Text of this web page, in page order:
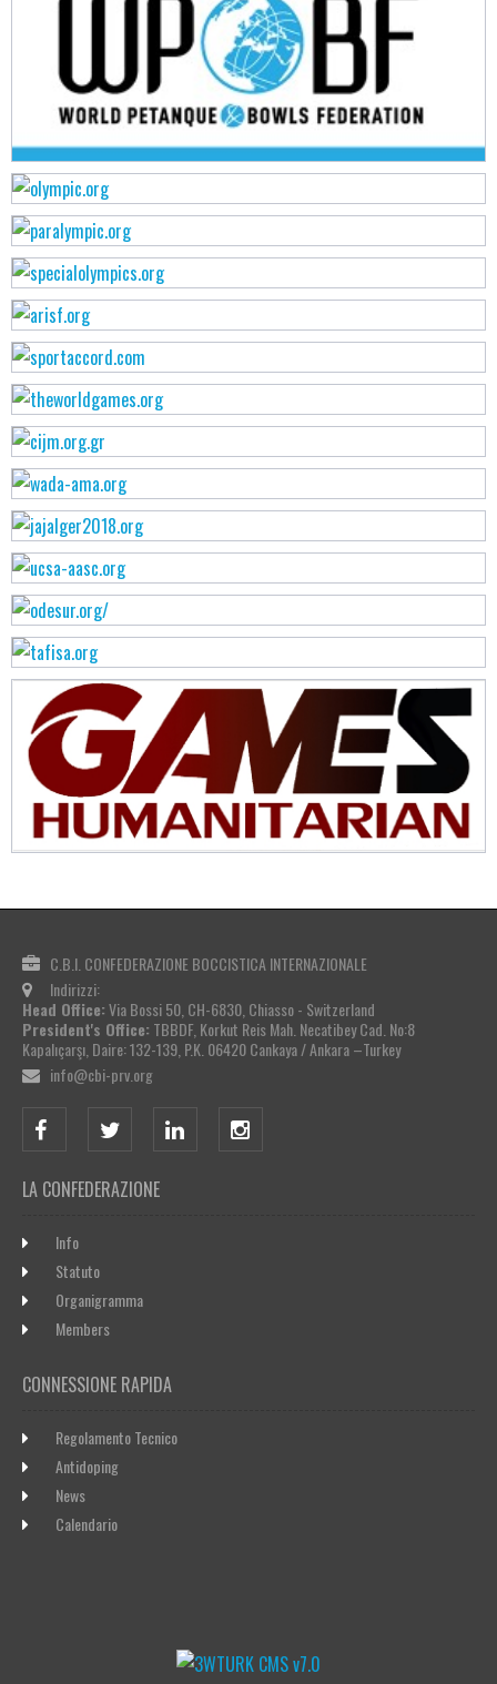
C.B.I. CONFEDERAZIONE BOCCISTICA INTERNAZIONALE
Indirizzi:
Head Office:Via Bossi 50, CH-6830, Chiasso - Switzerland
President's Office: TBBDF, Korkut Reis Mah. Necatibey Cad. No:8
Kapalıçarşı, Daire: 132-139, P.K. 06420 Cankaya / Ankara –Turkey
info@cbi-prv.org
LA CONFEDERAZIONE
Info
Statuto
Organigramma
Members
CONNESSIONE RAPIDA
Regolamento Tecnico
Antidoping
News
Calendario